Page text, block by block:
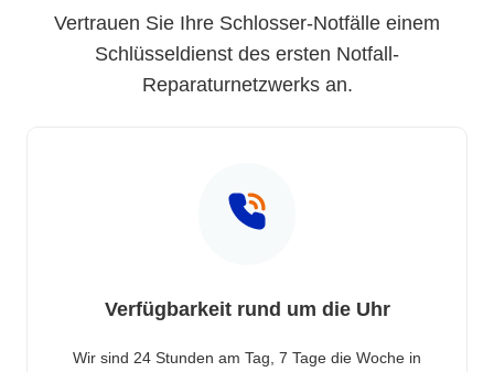
Vertrauen Sie Ihre Schlosser-Notfälle einem
Schlüsseldienst des ersten Notfall-
Reparaturnetzwerks an.
Verfügbarkeit rund um die Uhr
Wir sind 24 Stunden am Tag, 7 Tage die Woche in